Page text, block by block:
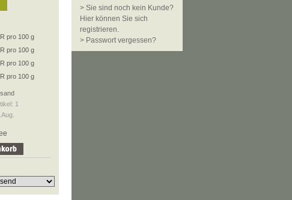
pro 100 g
pro 100 g
pro 100 g
pro 100 g
1
> Sie sind noch kein Kunde?
Hier können Sie sich
registrieren.
> Passwort vergessen?